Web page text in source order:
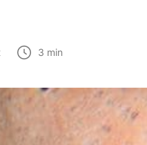
3 min